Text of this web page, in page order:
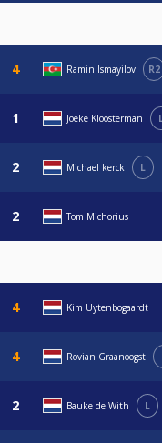
Ramin Ismayilov R2
Joeke Kloosterman
Michael kerck L
Tom Michorius
Kim Uytenbogaardt
Rovian Graanoogst
Bauke de With L